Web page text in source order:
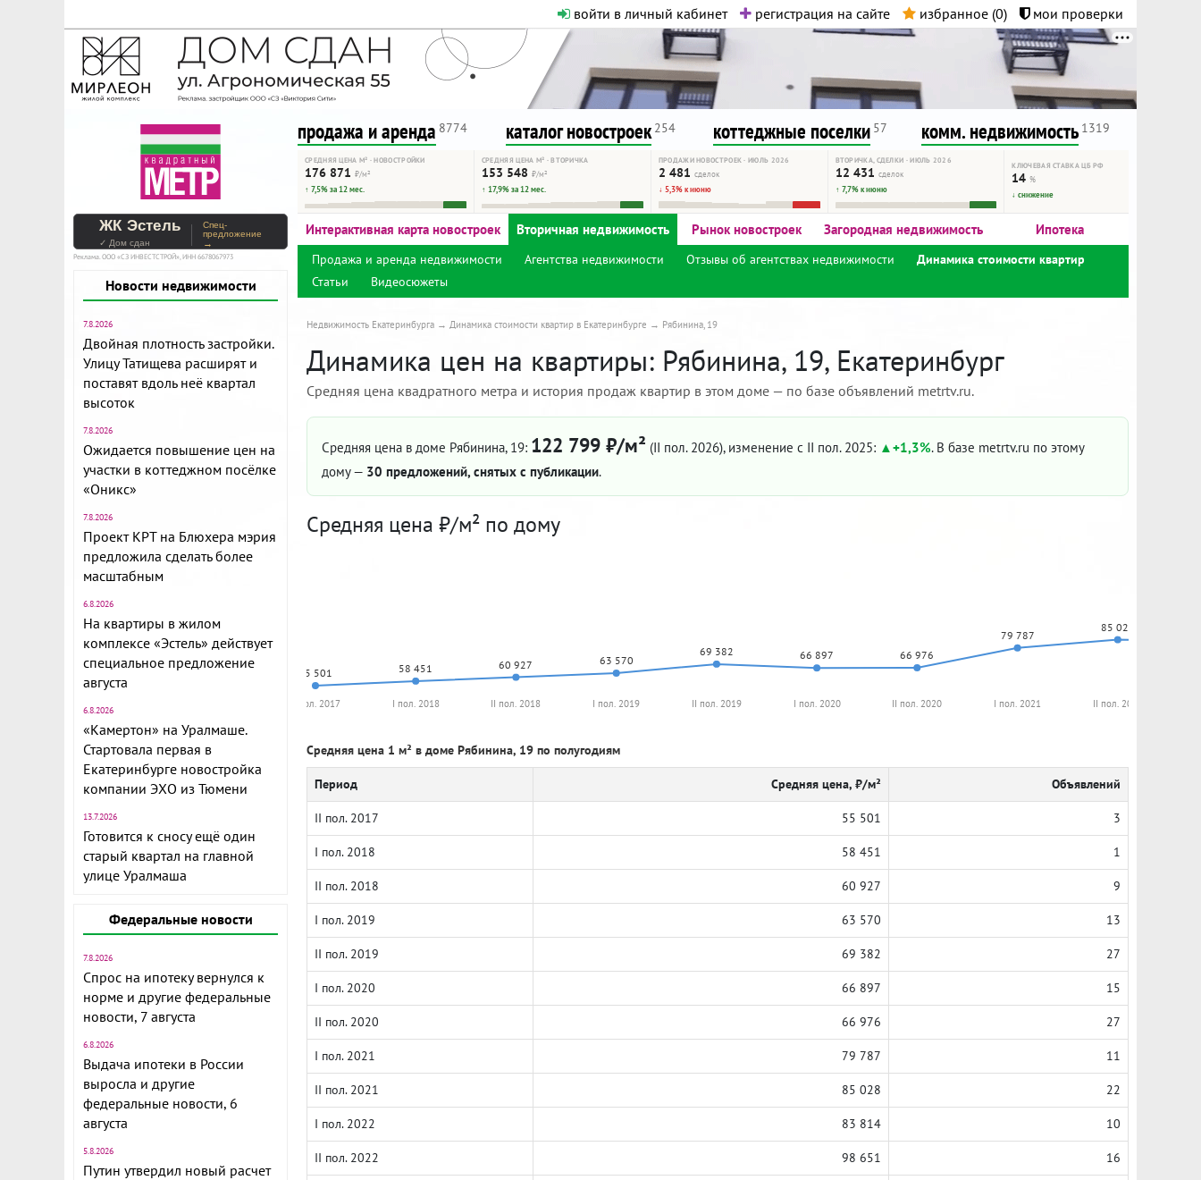
войти в личный кабинет регистрация на сайте избранное (0) мои проверки
На Метре реклама - только нормальная. Никакого шок-контента.
Помогайте независимому ресурсу, как он помогает вам. Удачи!
продажа и аренда 8774 каталог новостроек 254 коттеджные поселки 57 комм. недвижимость 1319
СРЕДНЯЯ ЦЕНА М² · НОВОСТРОЙКИ
176 871 ₽/м²
↑ 7,5% за 12 мес.
СРЕДНЯЯ ЦЕНА М² · ВТОРИЧКА
153 548 ₽/м²
↑ 17,9% за 12 мес.
ПРОДАЖИ НОВОСТРОЕК · ИЮЛЬ 2026
2 481 сделок
↓ 5,3% к июню
ВТОРИЧКА, СДЕЛКИ · ИЮЛЬ 2026
12 431 сделок
↑ 7,7% к июню
КЛЮЧЕВАЯ СТАВКА ЦБ РФ
14%
↓ снижение
ЖК Эстель
✓ Дом сдан
Спец-
предложение
→
Реклама. ООО «СЗ ИНВЕСТСТРОЙ», ИНН 6678067973
Новости недвижимости
7.8.2026
Двойная плотность застройки.
Улицу Татищева расширят и
поставят вдоль неё квартал
высоток
7.8.2026
Ожидается повышение цен на
участки в коттеджном посёлке
«Оникс»
7.8.2026
Проект КРТ на Блюхера мэрия
предложила сделать более
масштабным
6.8.2026
На квартиры в жилом
комплексе «Эстель» действует
специальное предложение
августа
6.8.2026
«Камертон» на Уралмаше.
Стартовала первая в
Екатеринбурге новостройка
компании ЭХО из Тюмени
13.7.2026
Готовится к сносу ещё один
старый квартал на главной
улице Уралмаша
Федеральные новости
7.8.2026
Спрос на ипотеку вернулся к
норме и другие федеральные
новости, 7 августа
6.8.2026
Выдача ипотеки в России
выросла и другие
федеральные новости, 6
августа
5.8.2026
Путин утвердил новый расчет
Интерактивная карта новостроек Вторичная недвижимость Рынок новостроек Загородная недвижимость Ипотека
Продажа и аренда недвижимости Агентства недвижимости Отзывы об агентствах недвижимости
Динамика стоимости квартир
Статьи
Видеосюжеты
Недвижимость Екатеринбурга Динамика стоимости квартир в Екатеринбурге Рябинина, 19
Динамика цен на квартиры: Рябинина, 19, Екатеринбург
Средняя цена квадратного метра и история продаж квартир в этом доме — по базе объявлений metrtv.ru.
Средняя цена в доме Рябинина, 19: 122 799 ₽/м² (II пол. 2026), изменение с II пол. 2025: +1,3%. В базе metrtv.ru по этому
дому — 30 предложений, снятых с публикации.
Средняя цена ₽/м² по дому
55 501 58 451 60 927 63 570
69 382 66 897 66 976
79 787
85 028
II пол. 2017 I пол. 2018 II пол. 2018 I пол. 2019 II пол. 2019 I пол. 2020 II пол. 2020 I пол. 2021 II пол. 2021
Средняя цена 1 м² в доме Рябинина, 19 по полугодиям
Период Средняя цена, ₽/м² Объявлений
II пол. 2017 55 501 3
I пол. 2018 58 451 1
II пол. 2018 60 927 9
I пол. 2019 63 570 13
II пол. 2019 69 382 27
I пол. 2020 66 897 15
II пол. 2020 66 976 27
I пол. 2021 79 787 11
II пол. 2021 85 028 22
I пол. 2022 83 814 10
II пол. 2022 98 651 16